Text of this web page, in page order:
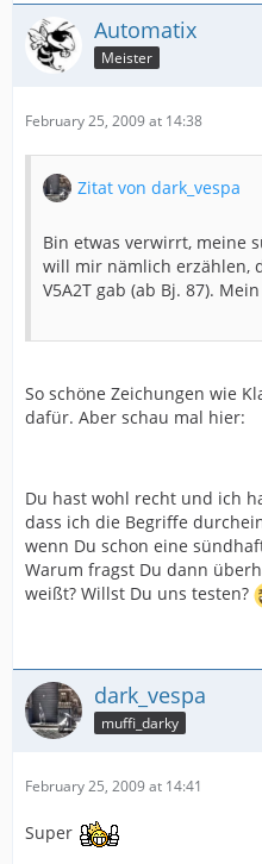
Automatix
Meister
February 25, 2009 at 14:38
Zitat von dark_vespa
Bin etwas verwirrt, meine
will mir nämlich erzählen,
V5A2T gab (ab Bj. 87).
So schöne Zeichungen wie
dafür. Aber schau mal hier:
Du hast wohl recht und ich
dass ich die Begriffe
wenn Du schon eine
Warum fragst Du dann
weißt? Willst Du uns testen?
dark_vespa
muffi_darky
February 25, 2009 at 14:41
Super